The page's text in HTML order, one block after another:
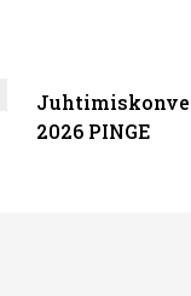
2026 PINGE